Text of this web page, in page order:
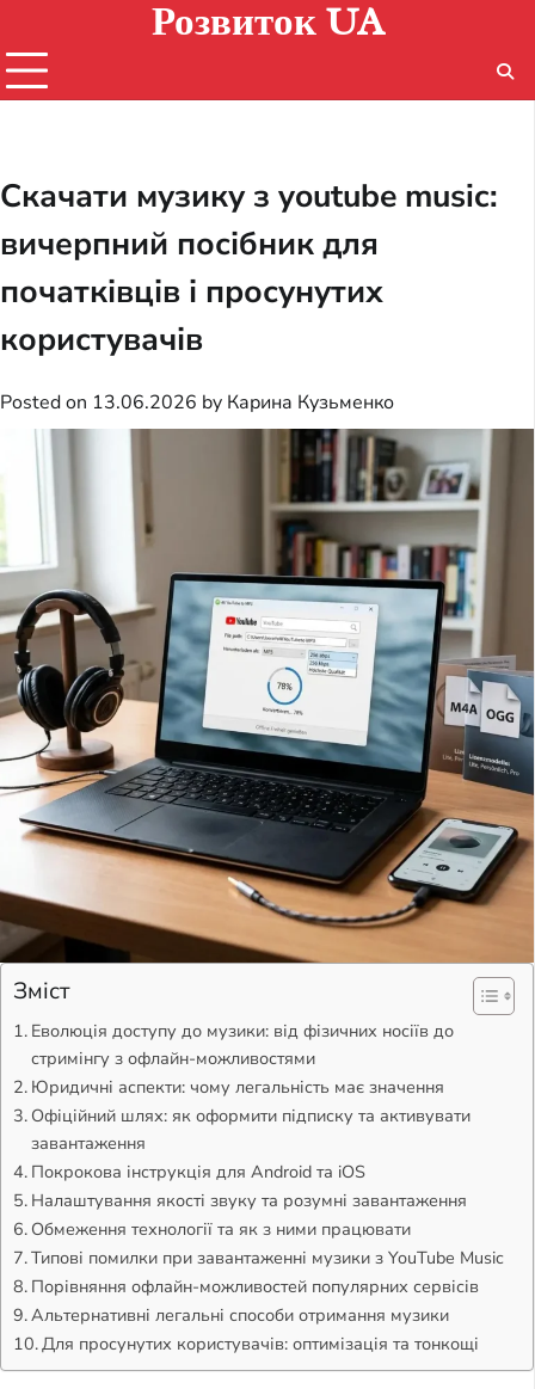
content
Розвиток UA
Скачати музику з youtube music:
вичерпний посібник для
початківців і просунутих
користувачів
Posted on 13.06.2026 by Карина Кузьменко
Зміст
Еволюція доступу до музики: від фізичних носіїв до
стримінгу з офлайн-можливостями
Юридичні аспекти: чому легальність має значення
Офіційний шлях: як оформити підписку та активувати
завантаження
Покрокова інструкція для Android та iOS
Налаштування якості звуку та розумні завантаження
Обмеження технології та як з ними працювати
Типові помилки при завантаженні музики з YouTube Music
Порівняння офлайн-можливостей популярних сервісів
Альтернативні легальні способи отримання музики
Для просунутих користувачів: оптимізація та тонкощі